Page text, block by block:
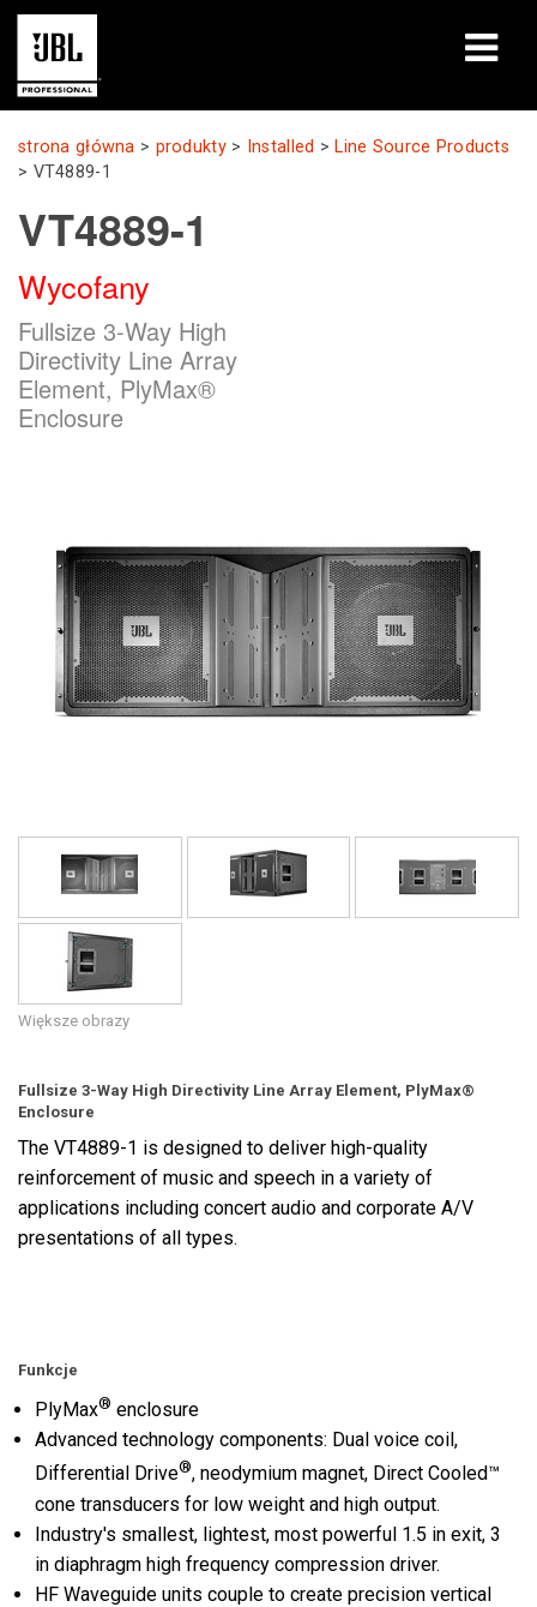
produkty
Sesje szkoleniowe
szkolenia
o nas
Gdzie kupić i się połączyć
Język/Region
strona główna > produkty> Installed > Line Source Products
> VT4889-1
VT4889-1
Wycofany
Fullsize 3-Way High
Directivity Line Array
Element, PlyMax®
Enclosure
Większe obrazy
Fullsize 3-Way High Directivity Line Array Element, PlyMax®
Enclosure
The VT4889-1 is designed to deliver high-quality
reinforcement of music and speech in a variety of
applications including concert audio and corporate A/V
presentations of all types.
Funkcje
PlyMax® enclosure
Advanced technology components: Dual voice coil,
Differential Drive®, neodymium magnet, Direct Cooled™
cone transducers for low weight and high output.
Industry's smallest, lightest, most powerful 1.5 in exit, 3
in diaphragm high frequency compression driver.
HF Waveguide units couple to create precision vertical